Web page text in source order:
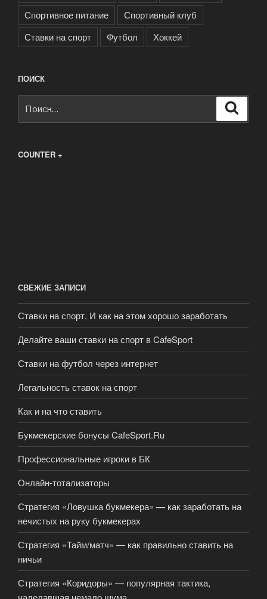
Спортивное питание
Спортивный клуб
Ставки на спорт
Футбол Хоккей
ПОИСК
COUNTER +
СВЕЖИЕ ЗАПИСИ
Ставки на спорт. И как на этом хорошо заработать
Делайте ваши ставки на спорт в CafeSport
Ставки на футбол через интернет
Легальность ставок на спорт
Как и на что ставить
Букмекерские бонусы CafeSport.Ru
Профессиональные игроки в БК
Онлайн-тотализаторы
Стратегия «Ловушка букмекера» — как заработать на
нечистых на руку букмекерах
Стратегия «Тайм/матч» — как правильно ставить на
ничьи
Стратегия «Коридоры» — популярная тактика,